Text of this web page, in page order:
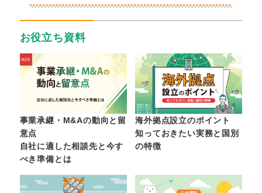
お役立ち資料
事業承継・M&Aの動向と留
意点
自社に適した相談先と今す
べき準備とは
海外拠点設立のポイント
知っておきたい実務と国別
の特徴